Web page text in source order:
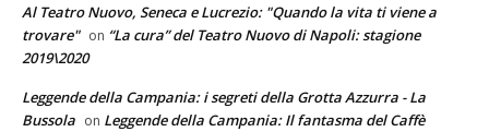
Al Teatro Nuovo, Seneca e Lucrezio: "Quando la vita ti viene a
trovare" on “La cura” del Teatro Nuovo di Napoli: stagione
2019\2020
Leggende della Campania: i segreti della Grotta Azzurra - La
Bussola on Leggende della Campania: Il fantasma del Caffè